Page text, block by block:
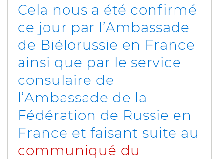
Cela nous a été confirmé
ce jour par l’Ambassade
de Biélorussie en France
ainsi que par le service
consulaire de
l’Ambassade de la
Fédération de Russie en
France et faisant suite au
communiqué du